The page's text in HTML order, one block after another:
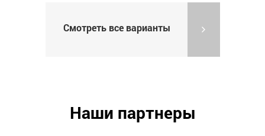
Смотреть все варианты
Наши партнеры